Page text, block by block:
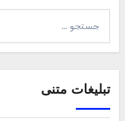
برای:
تبلیغات متنی